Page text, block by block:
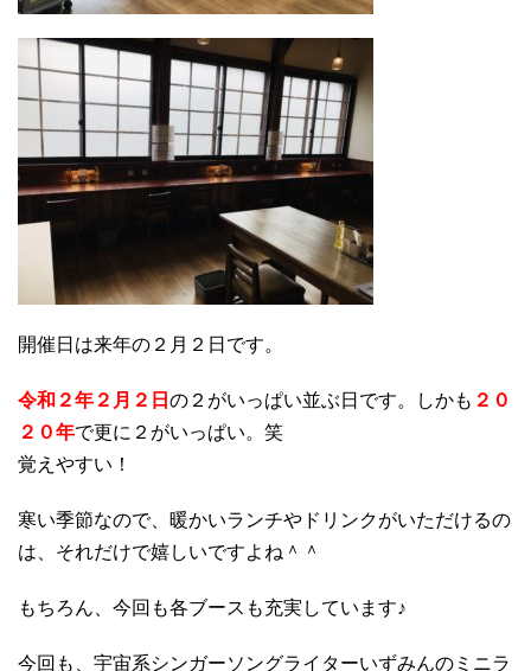
開催日は来年の２月２日です。
令和２年２月２日 の２がいっぱい並ぶ日です。しかも ２０
２０年で更に２がいっぱい。笑
覚えやすい！
寒い季節なので、暖かいランチやドリンクがいただけるの
は、それだけで嬉しいですよね＾＾
もちろん、今回も各ブースも充実しています♪
今回も、宇宙系シンガーソングライターいずみんのミニラ